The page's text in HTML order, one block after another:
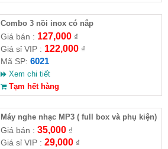
Combo 3 nồi inox có nắp
Giá bán : 127,000₫
Giá sỉ VIP : 122,000₫
Mã SP: 6021
Xem chi tiết
Tạm hết hàng
Máy nghe nhạc MP3 ( full box và phụ kiện)
Giá bán : 35,000₫
Giá sỉ VIP : 29,000₫